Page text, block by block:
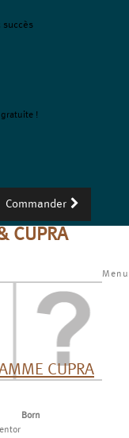
succès
gratuite !
Commander
CUPRA
Menu
CUPRA
Born